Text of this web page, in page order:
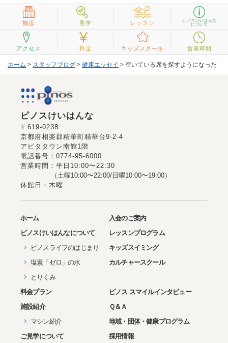
施設 見学 レッスン
ピノスけいはんな
について
アクセス 料金 キッズスクール 営業時間
ホーム > スタッフブログ > 健康エッセイ > 空いている席を探すようになった
ピノスけいはんな
〒619-0238
京都府相楽郡精華町精華台9-2-4
アピタタウン南館1階
電話番号：0774-95-6000
営業時間：平日10:00〜22:30
（土曜10:00〜22:00/日曜10:00〜19:00）
休館日：木曜
ホーム
ピノスけいはんなについて
ピノスライフのはじまり
塩素「ゼロ」の水
とりくみ
入会のご案内
レッスンプログラム
キッズスイミング
カルチャースクール
料金プラン
施設紹介
マシン紹介
ご見学について
ピノス スマイルインタビュー
Ｑ＆Ａ
地域・団体・健康プログラム
採用情報